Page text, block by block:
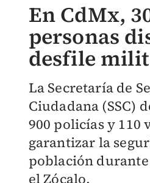
En CdMx,
personas
desfile
La Secretaría de
Ciudadana (SSC)
900 policías y 110
garantizar la
población
el Zócalo.